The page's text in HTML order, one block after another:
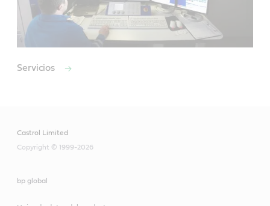
Servicios
Castrol Limited
Copyright © 1999-2026
bp global